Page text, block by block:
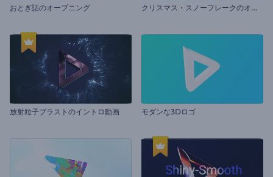
おとぎ話のオープニング ク
リスマス・スノーフレークのオープニング動画
放射粒子ブラストのイントロ動画 モダンな3Dロゴ